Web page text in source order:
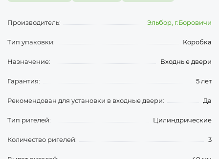
Производитель: Эльбор, г.Боровичи
Тип упаковки: Коробка
Назначение: Входные двери
Гарантия: 5 лет
Рекомендован для установки в входные двери: Да
Тип ригелей: Цилиндрические
Количество ригелей: 3